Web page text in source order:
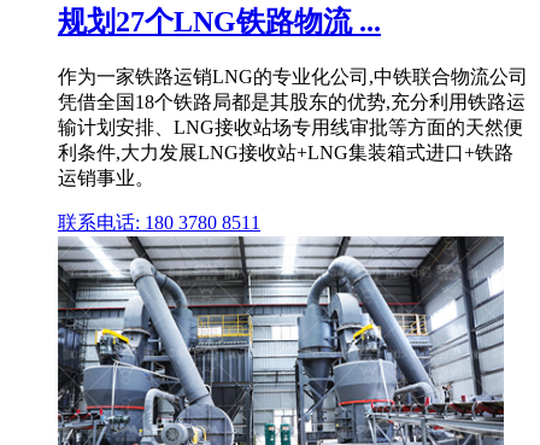
规划27个LNG铁路物流 ...
作为一家铁路运销LNG的专业化公司,中铁联合物流公司
凭借全国18个铁路局都是其股东的优势,充分利用铁路运
输计划安排、LNG接收站场专用线审批等方面的天然便
利条件,大力发展LNG接收站+LNG集装箱式进口+铁路
运销事业。
联系电话: 180 3780 8511